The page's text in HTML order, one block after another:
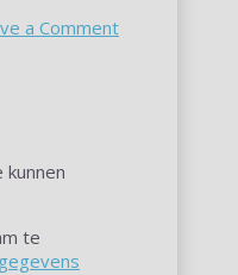
a Comment
te